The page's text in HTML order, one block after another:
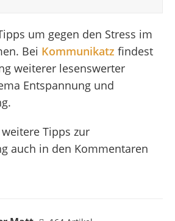
um gegen den Stress im
Bei Kommunikatz findest
weiterer lesenswerter
Entspannung und
Tipps zur
auch in den Kommentaren